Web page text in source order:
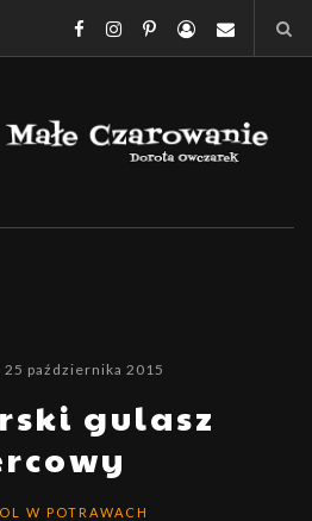
października 2015
gulasz
W POTRAWACH